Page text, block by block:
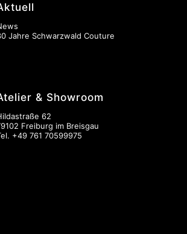
Jahre Schwarzwald Couture
& Showroom
62
Freiburg im Breisgau
+49 761 70599975